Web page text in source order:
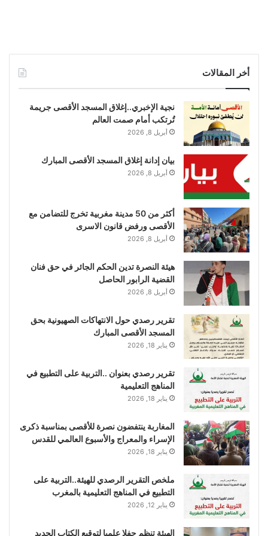
أخر المقالات
نجية الإخبري..إغلاق المسجد الأقصى جريمة
تُرتكب أمام صمت العالم
أبريل 8, 2026
بيان إدانة إغلاق المسجد الأقصى المبارك
أبريل 8, 2026
أكثر من 50 مدينة مغربية تخرج للتضامن مع
الأقصى ورفض قانون الاسرى
أبريل 8, 2026
هيئة النصرة تدين الحكم الجائر في حق فنان
القضية الرابور الحاصل
أبريل 8, 2026
تقرير رصدي حول الانتهاكات الصهيونية بحق
المسجد الأقصى المبارك
يناير 18, 2026
تقرير رصدي بعنوان ..التربية على التطبيع في
المناهج التعليمية
يناير 18, 2026
المغاربة ينتفضون نصرة للأقصى بمناسبة ذكرى
الإسراء والمعراج والأسبوع العالمي للقدس
يناير 18, 2026
ملخص التقرير الرصدي للهيئة..التربية على
التطبيع في المناهج التعليمية بالمغرب
يناير 12, 2026
الهيئة تنظم حفلا علميا لتوقيع الكتاب الجديد